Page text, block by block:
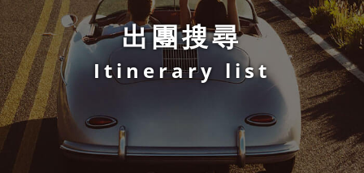
非洲
遊輪
美洲
紐西蘭．澳洲
出團搜尋
Itinerary list